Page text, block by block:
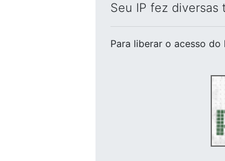
Seu IP fez diversas
Para liberar o acesso do